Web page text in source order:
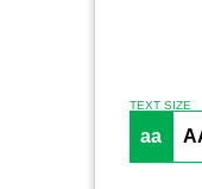
TEXT SIZE
aa